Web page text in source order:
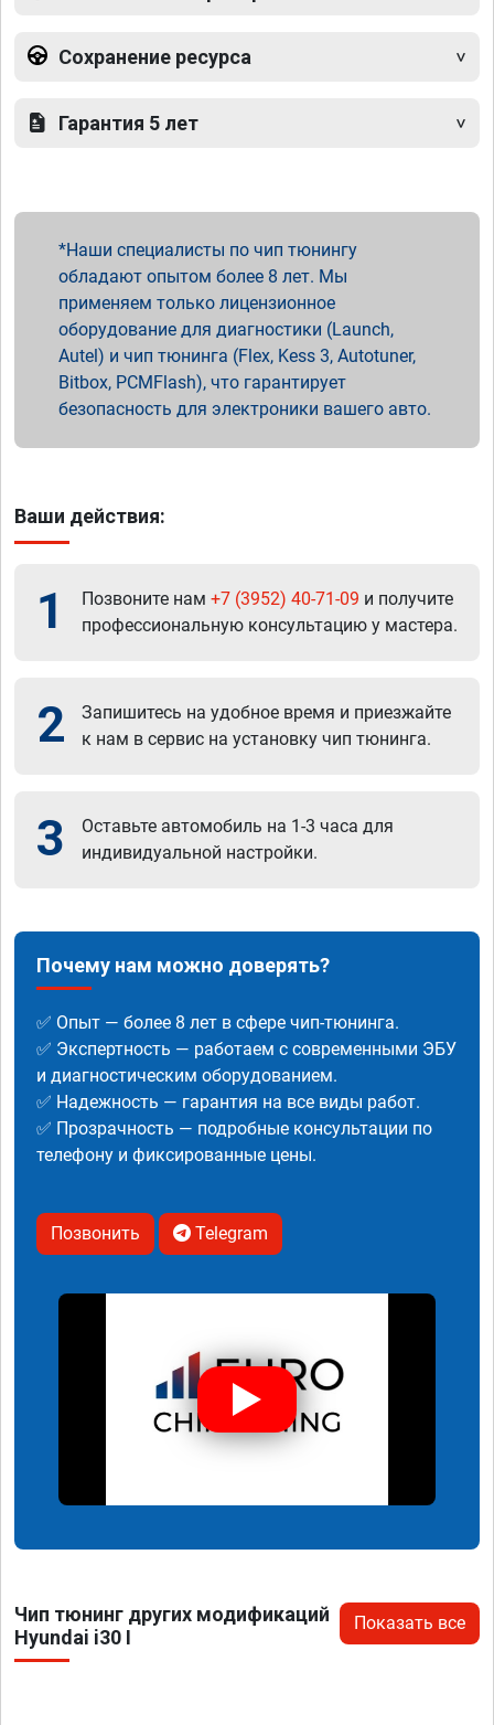
Сохранение ресурса
Гарантия 5 лет
Наши специалисты по чип тюнингу
обладают опытом более 8 лет. Мы
применяем только лицензионное
оборудование для диагностики (Launch,
Autel) и чип тюнинга (Flex, Kess 3, Autotuner,
Bitbox, PCMFlash), что гарантирует
безопасность для электроники вашего авто.
Ваши действия:
1 Позвоните нам +7 (3952) 40-71-09 и получите
профессиональную консультацию у мастера.
2
Запишитесь на удобное время и приезжайте
к нам в сервис на установку чип тюнинга.
3
Оставьте автомобиль на 1-3 часа для
индивидуальной настройки.
Почему нам можно доверять?
✅ Опыт — более 8 лет в сфере чип-тюнинга.
✅ Экспертность — работаем с современными ЭБУ
и диагностическим оборудованием.
✅ Надежность — гарантия на все виды работ.
✅ Прозрачность — подробные консультации по
телефону и фиксированные цены.
Позвонить Telegram
Чип тюнинг других модификаций
Hyundai i30 I
Показать все